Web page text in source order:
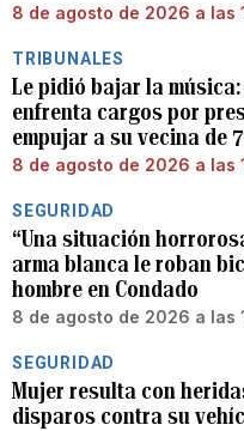
8 de agosto de 2026 a las
TRIBUNALES
Le pidió bajar la música:
enfrenta cargos por
empujar a su vecina de
8 de agosto de 2026 a las
SEGURIDAD
“Una situación
arma blanca le roban
hombre en Condado
8 de agosto de 2026 a las
SEGURIDAD
Mujer resulta con
disparos contra su